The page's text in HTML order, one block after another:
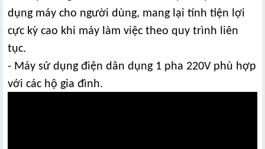
dụng máy cho người dùng, mang lại tính tiện lợi
cực kỳ cao khi máy làm việc theo quy trình liên
tục.
- Máy sử dụng điện dân dụng 1 pha 220V phù hợp
với các hộ gia đình.